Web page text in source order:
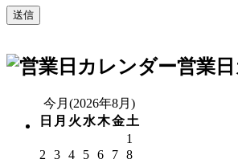
営業
今月(2026年8月)
日 月 火 水木金土
1
2
3 4 5 6 7 8